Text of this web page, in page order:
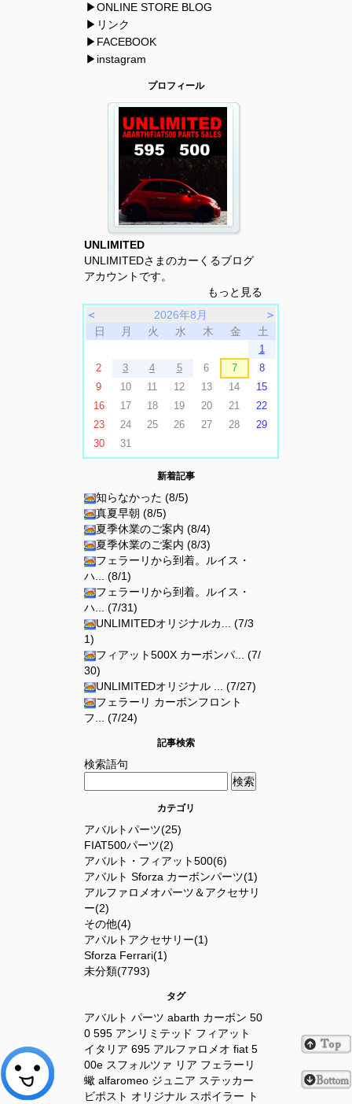
▶ONLINE STORE BLOG
▶リンク
▶FACEBOOK
▶instagram
プロフィール
UNLIMITED
UNLIMITEDさまのカーくるブログ
アカウントです。
もっと見る
＜
2026年8月
＞
日
月 火 水 木 金 土
1
2
3 4 5 6 7
8
9
10 11 12 13 14
15
16
17 18 19 20 21
22
23
24 25 26 27 28
29
30
31
新着記事
知らなかった (8/5)
真夏早朝 (8/5)
夏季休業のご案内 (8/4)
夏季休業のご案内 (8/3)
フェラーリから到着。ルイス・
ハ... (8/1)
フェラーリから到着。ルイス・
ハ... (7/31)
UNLIMITEDオリジナルカ... (7/3
1)
フィアット500X カーボンパ... (7/
30)
UNLIMITEDオリジナル ... (7/27)
フェラーリ カーボンフロント
フ... (7/24)
記事検索
検索語句
カテゴリ
アバルトパーツ(25)
FIAT500パーツ(2)
アバルト・フィアット500(6)
アバルト Sforza カーボンパーツ(1)
アルファロメオパーツ＆アクセサリ
ー(2)
その他(4)
アバルトアクセサリー(1)
Sforza Ferrari(1)
未分類(7793)
タグ
アバルト パーツ abarth カーボン 50
0 595 アンリミテッド フィアット
イタリア 695 アルファロメオ fiat 5
00e スフォルツァ リア フェラーリ
蠍 alfaromeo ジュニア ステッカー
ビポスト オリジナル スポイラー ト